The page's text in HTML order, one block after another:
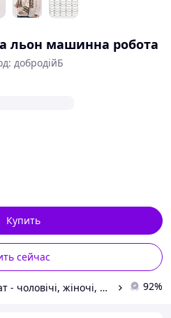
льон машинна робота
добродійБ
сейчас
Купить
Продавец Скарбниця Карпат - чоловічі, жіночі, дитячі вишиванки, гердани, ручної роботи 92%